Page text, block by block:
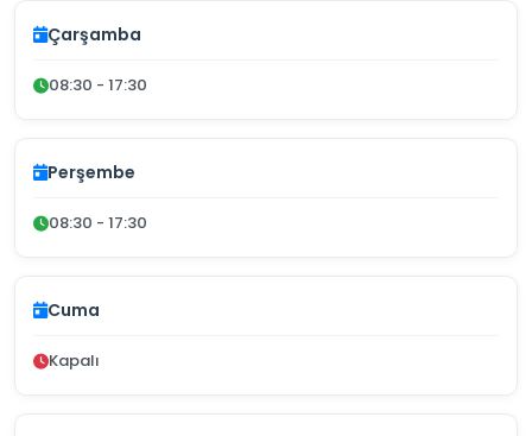
Çarşamba
08:30 - 17:30
Perşembe
08:30 - 17:30
Cuma
Kapalı